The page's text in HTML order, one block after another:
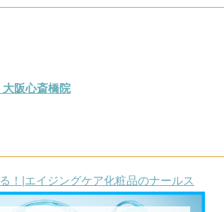
阪心斎橋院
！|エイジングケア化粧品のナールス